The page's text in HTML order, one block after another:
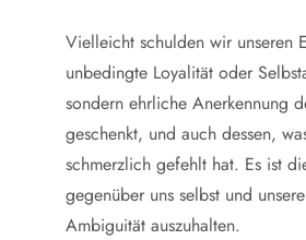
Vielleicht schulden wir unseren
unbedingte Loyalität oder
sondern ehrliche Anerkennung
geschenkt, und auch dessen,
schmerzlich gefehlt hat. Es ist
gegenüber uns selbst und
Ambiguität auszuhalten.